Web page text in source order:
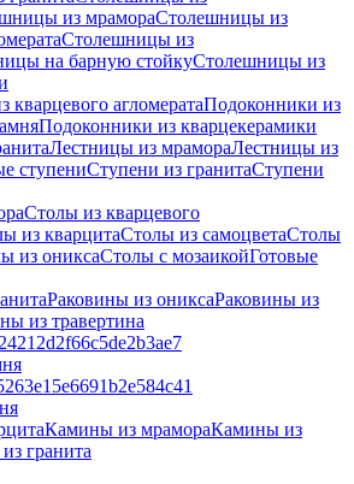
из мрамораСтолешницы из
Cтолешницы из
на барную стойкуСтолешницы из
кварцевого агломератаПодоконники из
Подоконники из кварцекерамики
Лестницы из мрамораЛестницы из
ступениСтупени из гранитаСтупени
Столы из кварцевого
из кварцитаСтолы из самоцветаСтолы
из ониксаСтолы с мозаикойГотовые
Раковины из ониксаРаковины из
из травертина
Камины из мрамораКамины из
гранита